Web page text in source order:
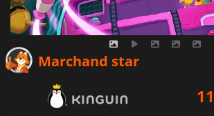
Marchand star